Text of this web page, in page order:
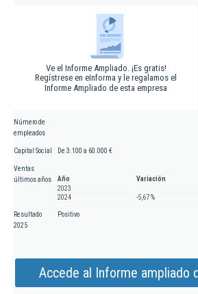
Ve el Informe Ampliado. ¡Es gratis!
Regístrese en eInforma y le regalamos el
Informe Ampliado de esta empresa
Número de
empleados
Capital Social De 3.100 a 60.000 €
Ventas
últimos años
Año
Variación
2023
2024
-5,67 %
Resultado
2025
Positivo
Accede al Informe ampliado